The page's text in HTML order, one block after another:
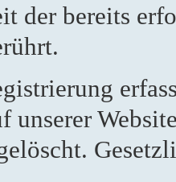
der bereits
unserer